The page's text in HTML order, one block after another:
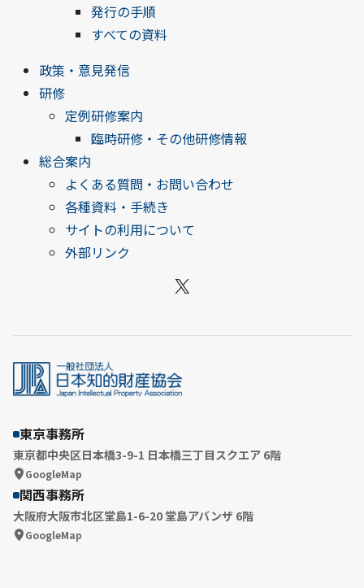
発行の手順
すべての資料
政策・意見発信
研修
定例研修案内
臨時研修・その他研修情報
総合案内
よくある質問・お問い合わせ
各種資料・手続き
サイトの利用について
外部リンク
X
東京事務所
東京都中央区日本橋3-9-1 日本橋三丁目スクエア 6階
GoogleMap
関西事務所
大阪府大阪市北区堂島1-6-20 堂島アバンザ 6階
GoogleMap